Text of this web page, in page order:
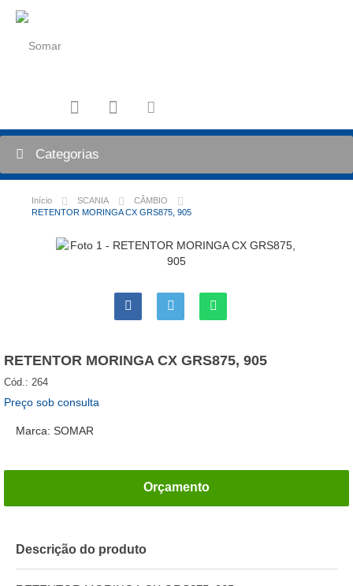
Categorias
Início SCANIA
CÂMBIO
RETENTOR MORINGA CX GRS875, 905

RETENTOR MORINGA CX GRS875, 905
Cód.: 264
Preço sob consulta
Marca: SOMAR
Orçamento
Descrição do produto